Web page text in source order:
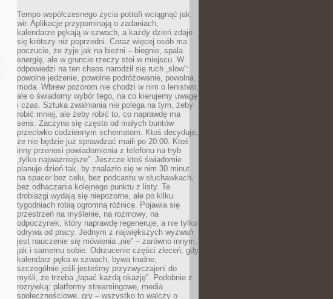
Tempo współczesnego życia potrafi wciągnąć jak
wir. Aplikacje przypominają o zadaniach,
kalendarze pękają w szwach, a każdy dzień zdaje
się krótszy niż poprzedni. Coraz więcej osób ma
poczucie, że żyje jak na bieżni – biegnie, spala
energię, ale w gruncie rzeczy stoi w miejscu. W
odpowiedzi na ten chaos narodził się ruch „slow”:
powolne jedzenie, powolne podróżowanie, powolna
moda. Wbrew pozorom nie chodzi w nim o lenistwo,
ale o świadomy wybór tego, na co kierujemy uwagę
i czas. Sztuka zwalniania nie polega na tym, żeby
robić mniej, ale żeby robić to, co naprawdę ma
sens. Zaczyna się często od małych buntów
przeciwko codziennym schematom. Ktoś decyduje,
że nie będzie już sprawdzać maili po 20:00. Ktoś
inny przenosi powiadomienia z telefonu na tryb
„tylko najważniejsze”. Jeszcze ktoś świadomie
planuje dzień tak, by znalazło się w nim 30 minut
na spacer bez celu, bez podcastu w słuchawkach,
bez odhaczania kolejnego punktu z listy. Te
drobiazgi wydają się niepozorne, ale po kilku
tygodniach robią ogromną różnicę. Pojawia się
przestrzeń na myślenie, na rozmowy, na
odpoczynek, który naprawdę regeneruje, a nie tylko
odrywa od pracy. Jednym z największych wyzwań
jest nauczenie się mówienia „nie” – zarówno innym,
jak i samemu sobie. Odrzucenie części zleceń, gdy
kalendarz pęka w szwach, bywa trudne,
szczególnie jeśli jesteśmy przyzwyczajeni do
myśli, że trzeba „łapać każdą okazję”. Podobnie z
rozrywką: platformy streamingowe, media
społecznościowe, gry – wszystko to walczy o